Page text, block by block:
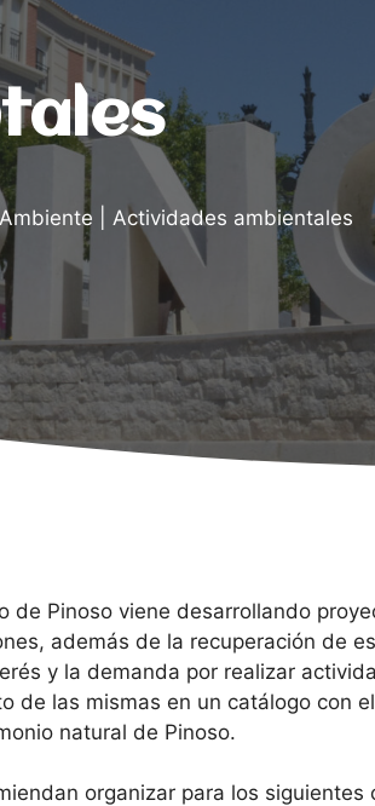
Actividades ambientales
Pinoso viene desarrollando
además de la recuperación de
y la demanda por realizar
las mismas en un catálogo con
natural de Pinoso.
organizar para los siguientes